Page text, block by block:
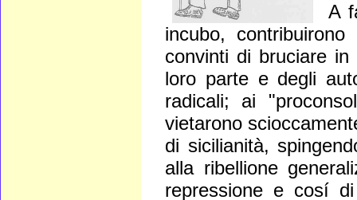
A
incubo,
convinti di bruciare
loro parte e degli
radicali; ai
vietarono
di sicilianità,
alla ribellione
repressione e cosí